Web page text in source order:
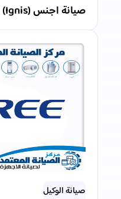
صيانة اجنس (Ignis) المعتمدة في الإمارات
صيانة الوكيل